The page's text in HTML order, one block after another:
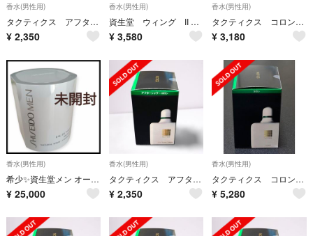
香水(男性用)
タクティクス アフターシャワー コロン
¥ 2,350
香水(男性用)
資生堂 ウィング II オーデコロン 60ml ウィングII 香水
¥ 3,580
香水(男性用)
タクティクス コロン 120ml
¥ 3,180
香水(男性用)
希少✨️資生堂メン オードトワレ 50ml 廃盤 生産終了
¥ 25,000
香水(男性用)
タクティクス アフターシャワー コロン
¥ 2,350
香水(男性用)
タクティクス コロン 240ml
¥ 5,280